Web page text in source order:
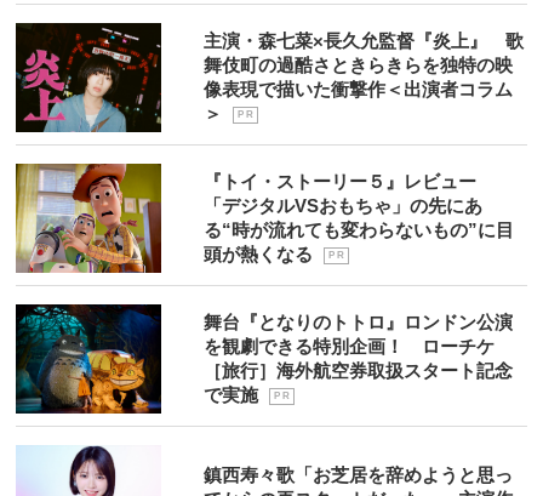
主演・森七菜×長久允監督『炎上』 歌
舞伎町の過酷さときらきらを独特の映
像表現で描いた衝撃作＜出演者コラム
＞
P R
『トイ・ストーリー５』レビュー
「デジタルVSおもちゃ」の先にあ
る“時が流れても変わらないもの”に目
頭が熱くなる
P R
舞台『となりのトトロ』ロンドン公演
を観劇できる特別企画！ ローチケ
［旅行］海外航空券取扱スタート記念
で実施
P R
鎮西寿々歌「お芝居を辞めようと思っ